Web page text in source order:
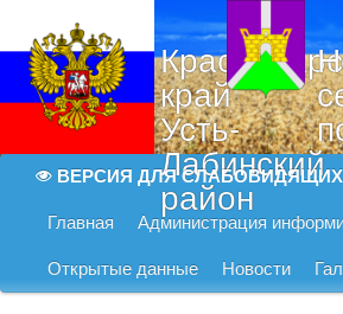
край
Усть-
Лабинский
район
ВЕРСИЯ ДЛЯ СЛАБОВИДЯЩИХ
Главная Администрация
Открытые данные Новости